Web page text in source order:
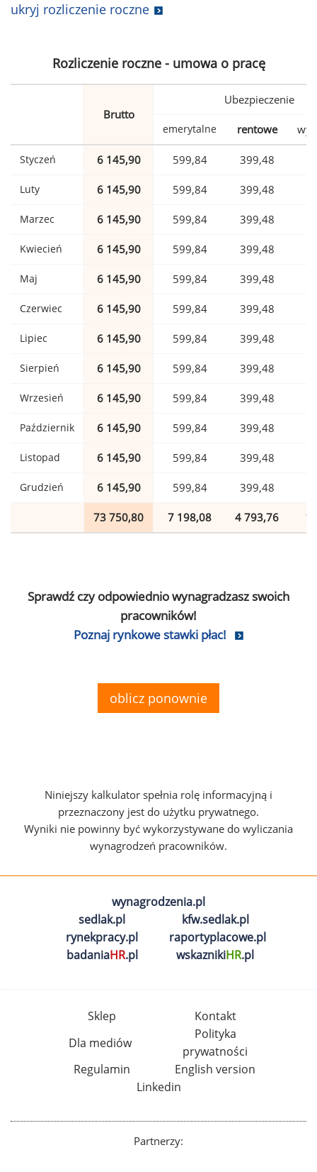
ukryj rozliczenie roczne
Rozliczenie roczne - umowa o pracę
Brutto
Ubezpieczenie
emerytalne rentowe
Styczeń 6 145,90 599,84 399,48
Luty 6 145,90 599,84 399,48
Marzec 6 145,90 599,84 399,48
Kwiecień 6 145,90 599,84 399,48
Maj 6 145,90 599,84 399,48
Czerwiec 6 145,90 599,84 399,48
Lipiec 6 145,90 599,84 399,48
Sierpień 6 145,90 599,84 399,48
Wrzesień 6 145,90 599,84 399,48
Październik 6 145,90 599,84 399,48
Listopad 6 145,90 599,84 399,48
Grudzień 6 145,90 599,84 399,48
73 750,80 7 198,08 4 793,76 1
Sprawdź czy odpowiednio wynagradzasz swoich
pracowników!
Poznaj rynkowe stawki płac!
oblicz ponownie
Niniejszy kalkulator spełnia rolę informacyjną i
przeznaczony jest do użytku prywatnego.
Wyniki nie powinny być wykorzystywane do wyliczania
wynagrodzeń pracowników.
wynagrodzenia.pl
sedlak.pl
kfw.sedlak.pl
rynekpracy.pl
raportyplacowe.pl
badaniaHR.pl wskaznikiHR.pl
Sklep
Kontakt
Dla mediów
Polityka
prywatności
Regulamin
English version
Linkedin
Partnerzy: